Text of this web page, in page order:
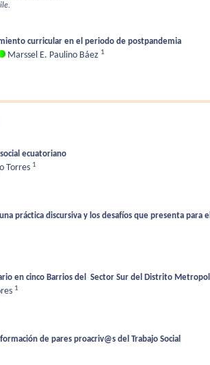
curricular en el periodo de postpandemia
Marssel E. Paulino Báez 1
ecuatoriano
Torres 1
práctica discursiva y los desafíos que presenta para
en cinco Barrios del Sector Sur del Distrito
1
de pares proacriv@s del Trabajo Social